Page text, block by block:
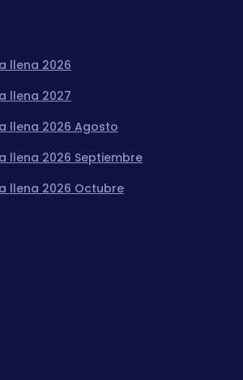
llena 2026
llena 2027
llena 2026 Agosto
llena 2026 Septiembre
llena 2026 Octubre